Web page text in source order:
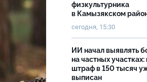
физкультурника
в Камызякском
сегодня, 15:30
ИИ начал выявлять
на частных
штраф в 150 тысяч
выписан